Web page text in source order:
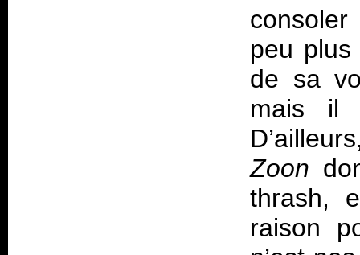
peu
de sa
mais il
Zoon
thrash,
raison